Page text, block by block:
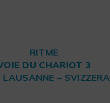
RITME
DU CHARIOT 3
– SVIZZERA